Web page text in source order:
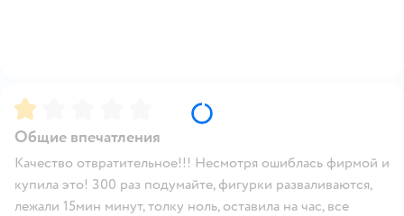
Рейтинг:
Общие впечатления
Качество отвратительное!!! Несмотря ошиблась фирмой и
купила это! 300 раз подумайте, фигурки разваливаются,
лежали 15мин минут, толку ноль, оставила на час, все